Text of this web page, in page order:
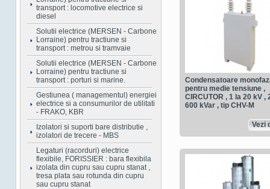
transport : locomotive electrice si
diesel
Solutii electrice (MERSEN - Carbone
Lorraine) pentru tractiune si
transport : metrou si tramvaie
Solutii electrice (MERSEN - Carbone
Lorraine) pentru tractiune si
transport : porturi si marine.
Gestiunea ( managementul) energiei
electrice si a consumurilor de utilitati
- FRAKO, KBR
Izolatori si suporti bare distributie ,
izolatori de trecere - MBS
Legaturi (racorduri) electrice
flexibile, FORISSIER : bara flexibila
izolata din cupru sau cupru stanat ,
tresa plata sau rotunda din cupru
sau cupru stanat
Condensatoare
pentru medie tensiune ,
CIRCUTOR , 1 la 20 kV ,
600 kVar , tip CHV-M
Vezi